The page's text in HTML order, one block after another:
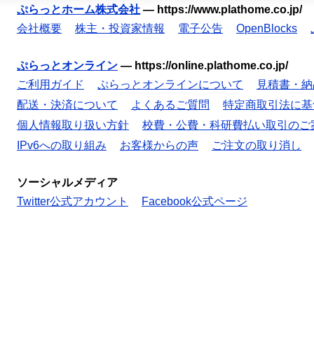
ぷらっとホーム株式会社 — https://www.plathome.co.jp/
会社概要
株主・投資家情報 電子公告 OpenBlocks
ぷらっとオンライン — https://online.plathome.co.jp/
ご利用ガイド
ぷらっとオンラインについて
見積書・
配送・決済について
よくあるご質問
特定商取引法に
個人情報取り扱い方針
校費・公費・科研費払い取引のご
IPv6への取り組み
お客様からの声 ご注文の取り消し
ソーシャルメディア
Twitter公式アカウント
Facebook公式ページ